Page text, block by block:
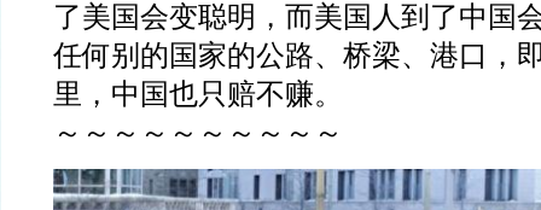
了美国会变聪明，而美国人到了中国
任何别的国家的公路、桥梁、港口，
里，中国也只赔不赚。
～～～～～～～～～～